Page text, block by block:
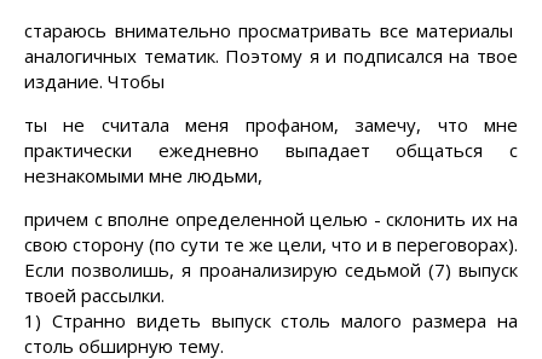
стараюсь внимательно просматривать все материалы
аналогичных тематик. Поэтому я и подписался на твое
издание. Чтобы
ты не считала меня профаном, замечу, что мне
практически ежедневно выпадает общаться с
незнакомыми мне людьми,
причем с вполне определенной целью - склонить их на
свою сторону (по сути те же цели, что и в переговорах).
Если позволишь, я проанализирую седьмой (7) выпуск
твоей рассылки.
1) Странно видеть выпуск столь малого размера на
столь обширную тему.